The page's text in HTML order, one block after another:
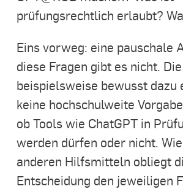
prüfungsrechtlich erlaubt?
Eins vorweg: eine pauschale
diese Fragen gibt es nicht.
beispielsweise bewusst dazu
keine hochschulweite
ob Tools wie ChatGPT in
werden dürfen oder nicht.
anderen Hilfsmitteln obliegt
Entscheidung den jeweiligen